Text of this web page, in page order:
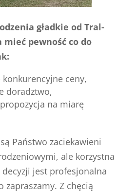
gładkie od Tral-
mieć pewność co do
konkurencyjne ceny,
doradztwo,
na miarę
Państwo zaciekawieni
ale korzystna
jest profesjonalna
zapraszamy. Z chęcią